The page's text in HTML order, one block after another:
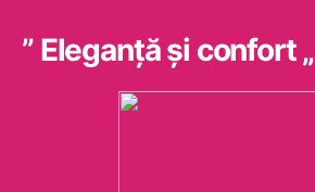
” Eleganţă şi confort „